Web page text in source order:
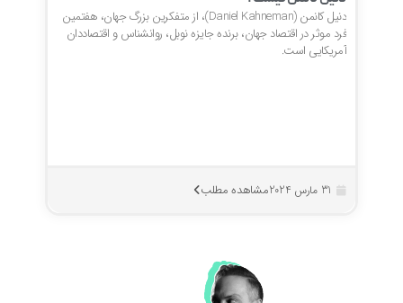
دنیل کانمن (Daniel Kahneman)، از متفکرین بزرگ جهان، هفتمین
فرد موثر در اقتصاد جهان، برنده جایزه نوبل، روانشناس و اقتصاددان
آمریکایی است.
مشاهده مطلب